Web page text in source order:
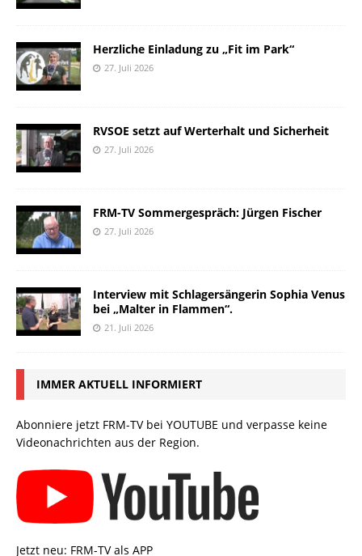
Herzliche Einladung zu „Fit im Park“
27. Juli 2026
RVSOE setzt auf Werterhalt und Sicherheit
27. Juli 2026
FRM-TV Sommergespräch: Jürgen Fischer
27. Juli 2026
Interview mit Schlagersängerin Sophia Venus
bei „Malter in Flammen“.
21. Juli 2026
IMMER AKTUELL INFORMIERT
Abonniere jetzt FRM-TV bei YOUTUBE und verpasse keine
Videonachrichten aus der Region.
Jetzt neu: FRM-TV als APP